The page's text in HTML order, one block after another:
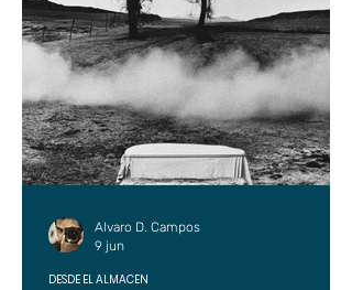
DESDE EL ALMACÉN
Alvaro D. Campos
9 jun